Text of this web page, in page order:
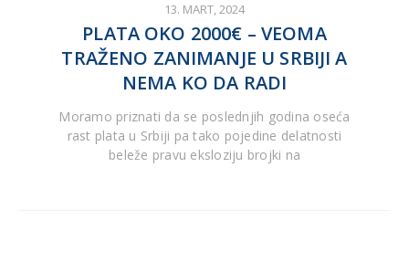
13. MART, 2024
PLATA OKO 2000€ – VEOMA
TRAŽENO ZANIMANJE U SRBIJI A
NEMA KO DA RADI
Moramo priznati da se poslednjih godina oseća
rast plata u Srbiji pa tako pojedine delatnosti
beleže pravu eksloziju brojki na